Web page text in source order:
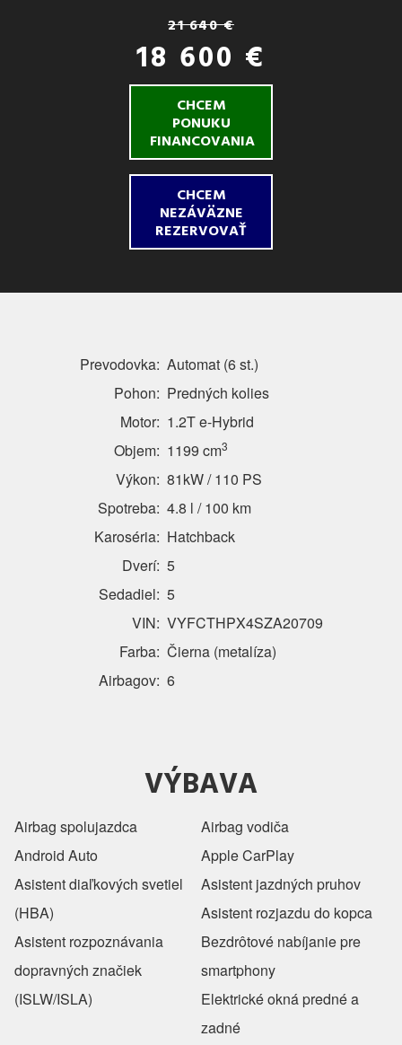
21 640 €
18 600 €
CHCEM
PONUKU
FINANCOVANIA
CHCEM
NEZÁVÄZNE
REZERVOVAŤ
Prevodovka: Automat (6 st.)
Pohon: Predných kolies
Motor: 1.2T e-Hybrid
Objem: 1199 cm3
Výkon: 81kW / 110 PS
Spotreba: 4.8 l / 100 km
Karoséria: Hatchback
Dverí: 5
Sedadiel: 5
VIN: VYFCTHPX4SZA20709
Farba: Čierna (metalíza)
Airbagov: 6
VÝBAVA
Airbag spolujazdca
Airbag vodiča
Android Auto
Apple CarPlay
Asistent diaľkových svetiel
(HBA)
Asistent jazdných pruhov
Asistent rozjazdu do kopca
Asistent rozpoznávania
dopravných značiek
(ISLW/ISLA)
Bezdrôtové nabíjanie pre
smartphony
Elektrické okná predné a
zadné